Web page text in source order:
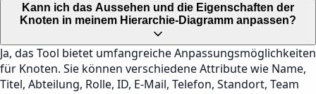
Kann ich das Aussehen und die Eigenschaften der
Knoten in meinem Hierarchie-Diagramm anpassen?
Ja, das Tool bietet umfangreiche Anpassungsmöglichkeiten
für Knoten. Sie können verschiedene Attribute wie Name,
Titel, Abteilung, Rolle, ID, E-Mail, Telefon, Standort, Team